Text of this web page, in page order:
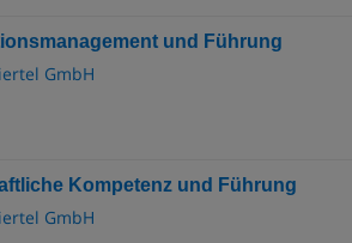
und Führung
GmbH
Kompetenz und Führung
GmbH